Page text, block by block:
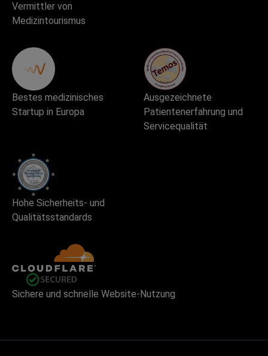
Vermittler von
Medizintourismus
Bestes medizinisches
Startup in Europa
Ausgezeichnete
Patientenerfahrung und
Servicequalität
Hohe Sicherheits- und
Qualitätsstandards
Sichere und schnelle Website-Nutzung